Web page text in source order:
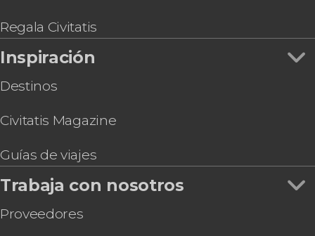
Autobús turístico de Múnich, Big Bus
Entrada a SEA LIFE® Munich
Munich City Card
Regala Civitatis
Inspiración
Destinos
Civitatis Magazine
Guías de viajes
Trabaja con nosotros
Proveedores